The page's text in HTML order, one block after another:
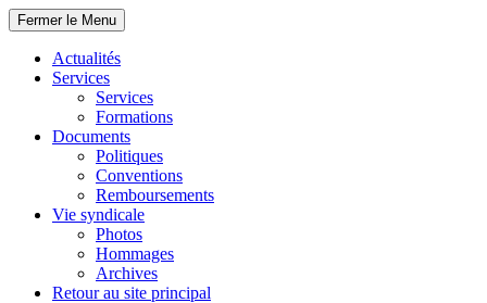
Fermer le Menu
Actualités
Services
Services
Formations
Documents
Politiques
Conventions
Remboursements
Vie syndicale
Photos
Hommages
Archives
Retour au site principal